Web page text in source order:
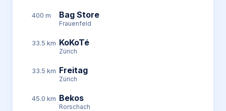
400 m Bag Store
Frauenfeld
33.5 km KoKoTé
Zürich
33.5 km Freitag
Zürich
45.0 km Bekos
Rorschach